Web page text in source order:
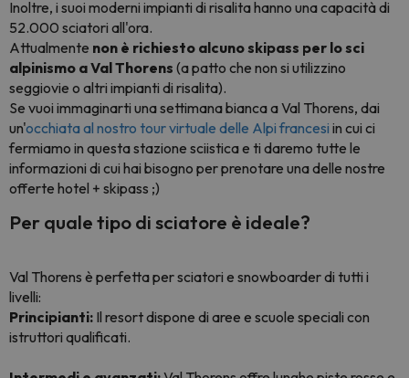
Inoltre, i suoi moderni impianti di risalita hanno una capacità di
52.000 sciatori all'ora.
Attualmente non è richiesto alcuno skipass per lo sci
alpinismo a Val Thorens (a patto che non si utilizzino
seggiovie o altri impianti di risalita).
Se vuoi immaginarti una settimana bianca a Val Thorens, dai
un'occhiata al nostro tour virtuale delle Alpi francesi in cui ci
fermiamo in questa stazione sciistica e ti daremo tutte le
informazioni di cui hai bisogno per prenotare una delle nostre
offerte hotel + skipass ;)
Per quale tipo di sciatore è ideale?
Val Thorens è perfetta per sciatori e snowboarder di tutti i
livelli:
Principianti: Il resort dispone di aree e scuole speciali con
istruttori qualificati.